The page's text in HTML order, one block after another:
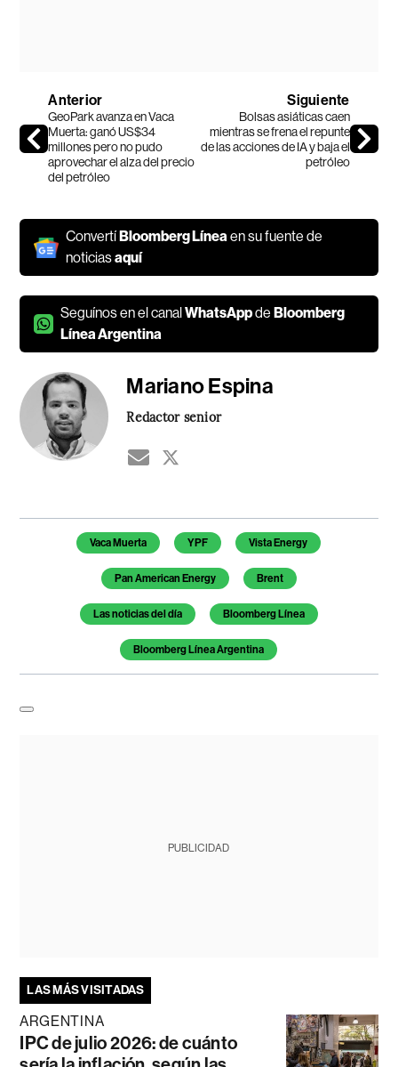
Anterior
GeoPark avanza en Vaca
Muerta: ganó US$34
millones pero no pudo
aprovechar el alza del precio
del petróleo
Siguiente
Bolsas asiáticas caen
mientras se frena el repunte
de las acciones de IA y baja el
petróleo
Convertí Bloomberg Líneaen su fuente de
noticiasaquí
Seguínos en el canalWhatsAppde Bloomberg
Línea Argentina
Mariano Espina
Redactor senior
Temas de este artículo
Vaca Muerta YPF Vista Energy
Pan American Energy Brent
Las noticias del día Bloomberg Línea
Bloomberg Línea Argentina
PUBLICIDAD
LAS MÁS VISITADAS
ARGENTINA
IPC de julio 2026: de cuánto